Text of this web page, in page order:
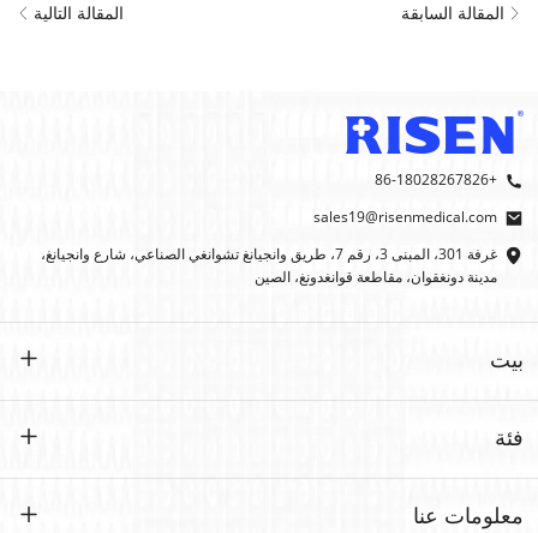
المقالة السابقة المقالة التالية
+86-18028267826
sales19@risenmedical.com
غرفة 301، المبنى 3، رقم 7، طريق وانجيانغ تشوانغي الصناعي، شارع وانجيانغ،
مدينة دونغقوان، مقاطعة قوانغدونغ، الصين
بيت
منتجات
فئة
حسب الطلب
معلومات عنا